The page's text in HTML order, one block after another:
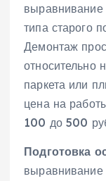
выравнивание
типа старого
Демонтаж
относительно
паркета или
цена на
100 до 500
Подготовка
выравнивание